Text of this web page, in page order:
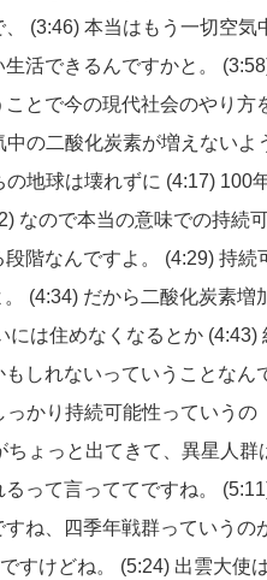
(3:46) 本当はもう一切空気
活できるんですかと。
ことで今の現代社会のやり方
の二酸化炭素が増えないよ
地球は壊れずに (4:17) 100
なので本当の意味での持続
階なんですよ。 (4:29) 持続
(4:34) だから二酸化炭素増
には住めなくなるとか (4:43)
しれないっていうことなん
かり持続可能性っていうの
ちょっと出てきて、異星人群
って言っててですね。
ね、四季年戦群っていうの
すけどね。 (5:24) 出雲大使